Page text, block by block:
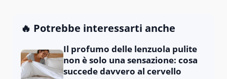
🔥 Potrebbe interessarti anche
Il profumo delle lenzuola pulite
non è solo una sensazione: cosa
succede davvero al cervello